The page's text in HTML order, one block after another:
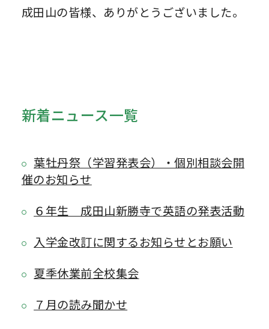
成田山の皆様、ありがとうございました。
新着ニュース一覧
葉牡丹祭（学習発表会）・個別相談会開
催のお知らせ
６年生 成田山新勝寺で英語の発表活動
入学金改訂に関するお知らせとお願い
夏季休業前全校集会
７月の読み聞かせ